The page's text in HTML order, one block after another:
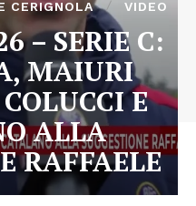
CERIGNOLA VIDEO
– SERIE C:
MAIURI
E
ALLA
RAFFAELE